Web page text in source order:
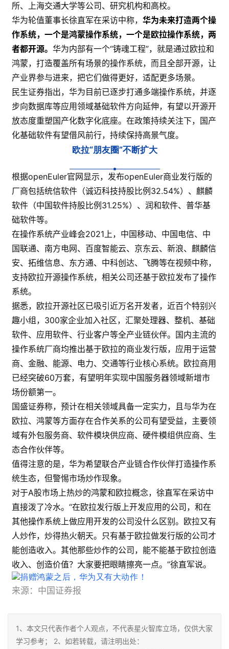
所、上海交通大学等公司、研究机构和高校。
华为轮值董事长徐直军在采访中称， 华为未来打造两个操
作系统，一个是鸿蒙操作系统，一个是欧拉操作系统，两
者都开源。 华为内部有一个“铸魂工程”，就是通过欧拉和
鸿蒙，打造覆盖所有场景的操作系统，而且全部开源，让
产业界参与进来，把它们做得更好，适配更多场景。
民生证券指出，华为目前已逐步打通多端操作系统，并逐
步向数据库等应用领域基础软件方向延伸，有望以开源开
放态度重塑国产化数字化底座。在政策持续关注下，国产
化基础软件有望借风前行，持续保持高景气度。
欧拉“朋友圈”不断扩大
根据openEuler官网显示，发布openEuler商业发行版的
厂商包括统信软件（诚迈科技持股比例32.54%）、麒麟
软件（中国软件持股比例31.25%）、润和软件、普华基
础软件等。
在操作系统产业峰会2021上，中国移动、中国电信、中
国联通、南方电网、百度智能云、京东云、新浪、麒麟信
安、拓维信息、东方通、中科创达、飞腾等在视频中称，
支持欧拉开源操作系统，相关公司还基于欧拉发布了操作
系统。
据悉，欧拉开源社区已吸引近万名开发者，近百个特别兴
趣小组，300家企业加入社区，汇聚处理器、整机、基础
软件、应用软件、行业客户等全产业链伙伴。国内主流的
操作系统厂商均推出基于欧拉的商业发行版，应用于运营
商、金融、能源、电力、交通等行业核心系统。欧拉商用
已经突破60万套，有望明年实现中国服务器领域新增市
场份额第一。
国盛证券称，预计在相关领域具备一定实力，且与华为在
欧拉、鸿蒙等方面存在合作关系的公司有望受益，主要领
域有外包服务商、软件模块供应商、硬件模组供应商、生
态合作伙伴等。
值得注意的是，华为希望联合产业链合作伙伴打造操作系
统生态，但警惕市场炒作现象。
对于A股市场上热炒的鸿蒙和欧拉概念，徐直军在采访中
直接泼了冷水。“在欧拉发行版上开发应用的公司，和在
其他操作系统上做应用开发的公司没什么区别。欧拉又有
人炒作，炒得热火朝天。只有基于欧拉做发行版的公司才
能创造收入。其他那些炒作的公司，能不能基于欧拉创造
收入、创造价值？大家要把眼睛擦亮一点。”徐直军说。
来源：中国证券报
1、本文只代表作者个人观点，不代表星火智库立场，仅供大家
学习参考； 2、如若转载，请注明出处：